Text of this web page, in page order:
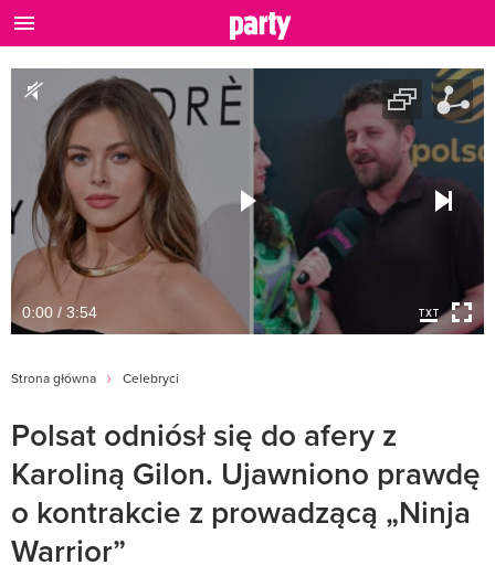
0:00 / 3:54
Strona główna Celebryci
Polsat odniósł się do afery z
Karoliną Gilon. Ujawniono prawdę
o kontrakcie z prowadzącą „Ninja
Warrior”